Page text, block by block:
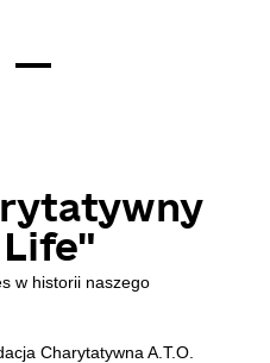
w historii naszego
Charytatywna A.T.O.